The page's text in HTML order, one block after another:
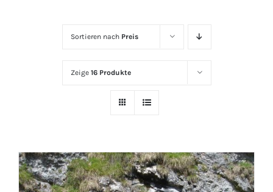
Sortieren nach Preis
Zeige 16 Produkte